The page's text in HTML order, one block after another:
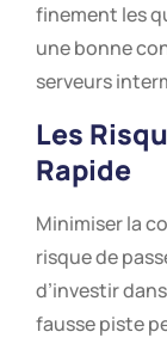
finement les
une bonne
serveurs
Les
Rapide
Minimiser la
risque de
d’investir
fausse piste